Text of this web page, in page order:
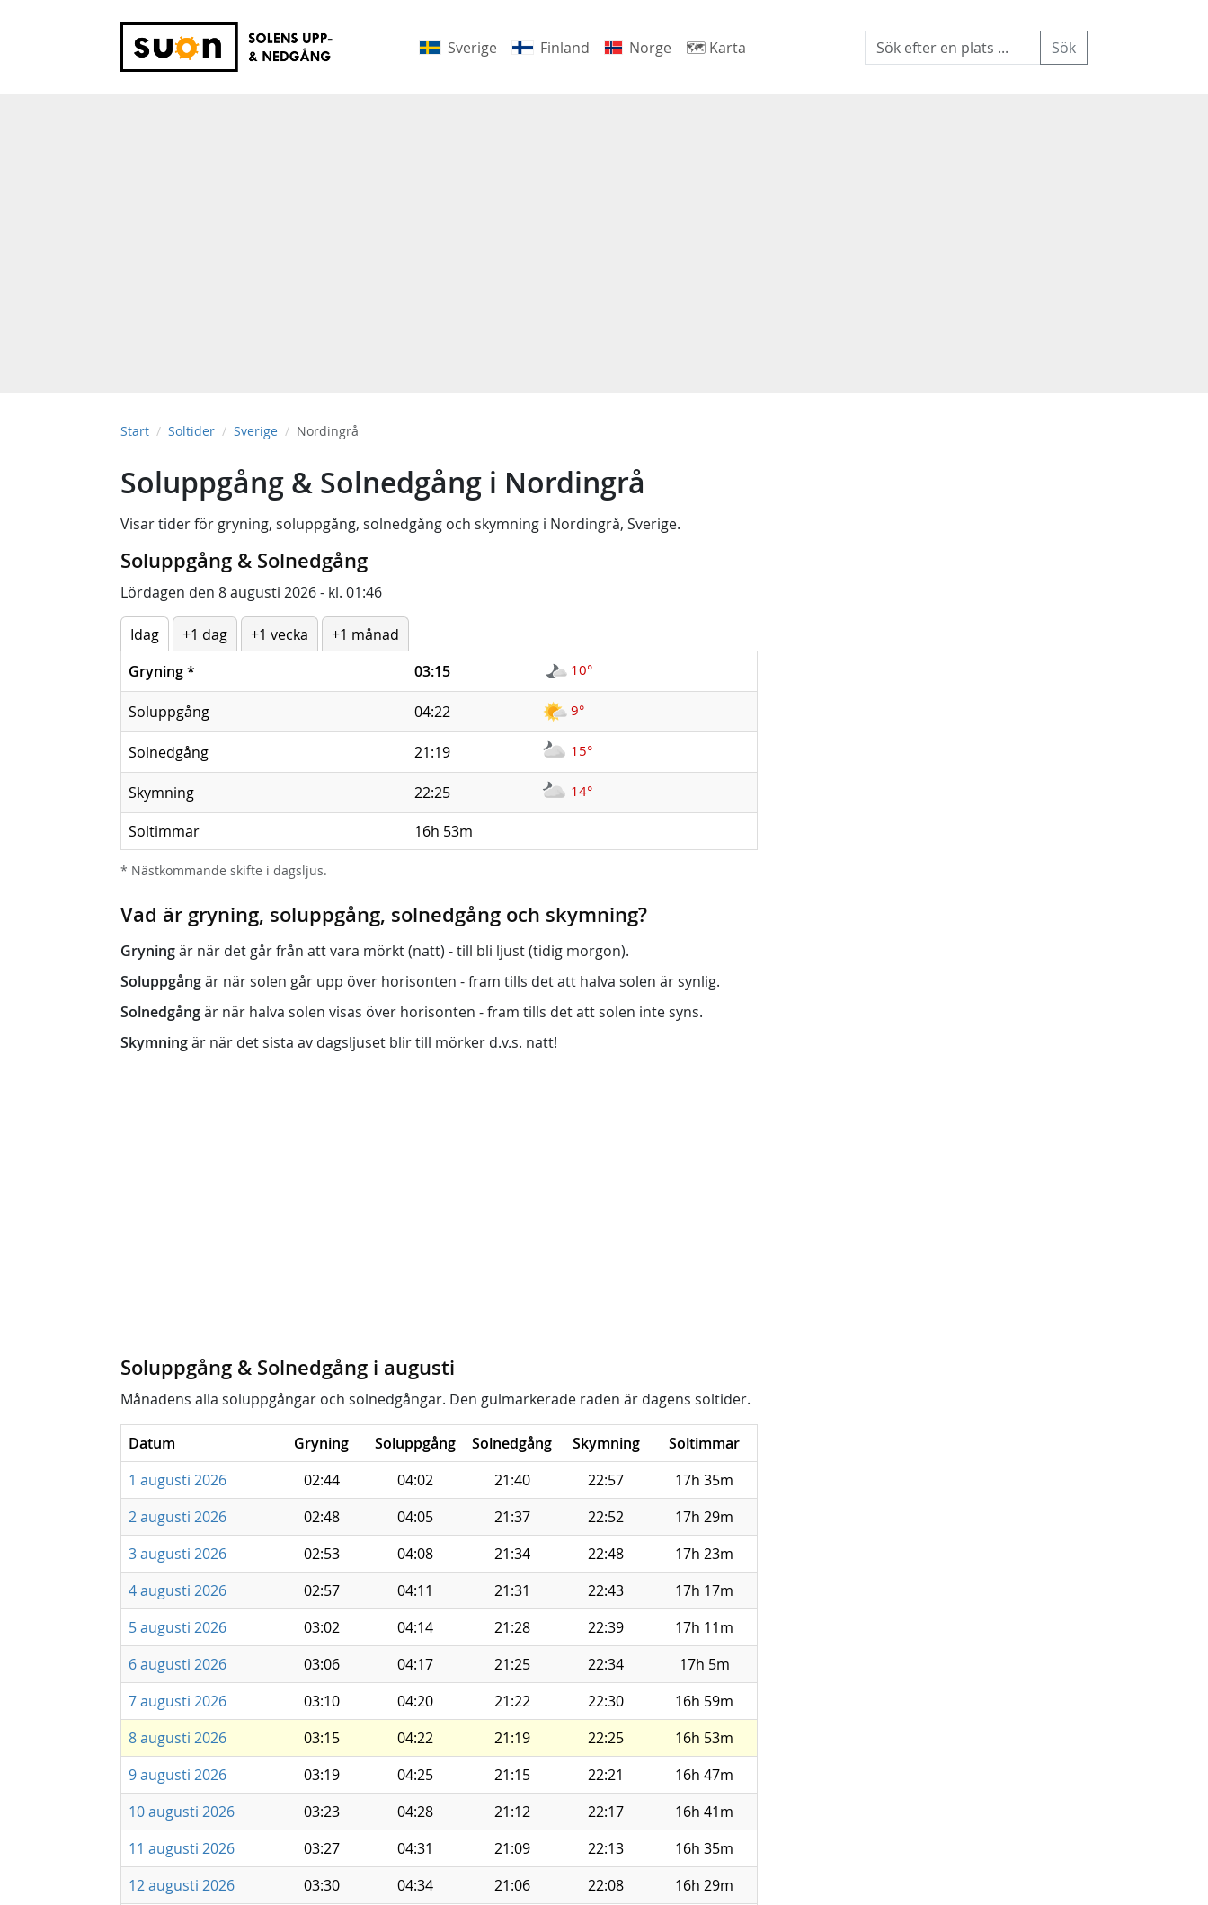
Sverige Finland Norge 🗺 Karta
Start Soltider Sverige Nordingrå
Soluppgång & Solnedgång i Nordingrå
Visar tider för gryning, soluppgång, solnedgång och skymning i Nordingrå, Sverige.
Soluppgång & Solnedgång
Lördagen den 8 augusti 2026 - kl. 01:46
Idag +1 dag +1 vecka
+1 månad
Gryning* 03:15 10°
Soluppgång 04:22 9°
Solnedgång 21:19 15°
Skymning 22:25 14°
Soltimmar 16h 53m
* Nästkommande skifte i dagsljus.
Vad är gryning, soluppgång, solnedgång och skymning?
Gryningär när det går från att vara mörkt (natt) - till bli ljust (tidig morgon).
Soluppgångär när solen går upp över horisonten - fram tills det att halva solen är synlig.
Solnedgångär när halva solen visas över horisonten - fram tills det att solen inte syns.
Skymningär när det sista av dagsljuset blir till mörker d.v.s. natt!
Soluppgång & Solnedgång i augusti
Månadens alla soluppgångar och solnedgångar. Den gulmarkerade raden är dagens soltider.
Datum Gryning Soluppgång Solnedgång Skymning
Soltimmar
1 augusti 2026
02:44 04:02 21:40 22:57
17h 35m
2 augusti 2026
02:48 04:05 21:37 22:52
17h 29m
3 augusti 2026
02:53 04:08 21:34 22:48
17h 23m
4 augusti 2026
02:57 04:11 21:31 22:43
17h 17m
5 augusti 2026
03:02 04:14 21:28 22:39
17h 11m
6 augusti 2026
03:06 04:17 21:25 22:34
17h 5m
7 augusti 2026
03:10 04:20 21:22 22:30
16h 59m
8 augusti 2026
03:15 04:22 21:19 22:25
16h 53m
9 augusti 2026
03:19 04:25 21:15 22:21
16h 47m
10 augusti 2026
03:23 04:28 21:12 22:17
16h 41m
11 augusti 2026
03:27 04:31 21:09 22:13
16h 35m
12 augusti 2026
03:30 04:34 21:06 22:08
16h 29m